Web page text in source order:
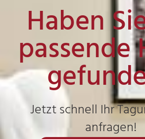
Haben
passende
Jetzt schnell Ihr
anfragen!